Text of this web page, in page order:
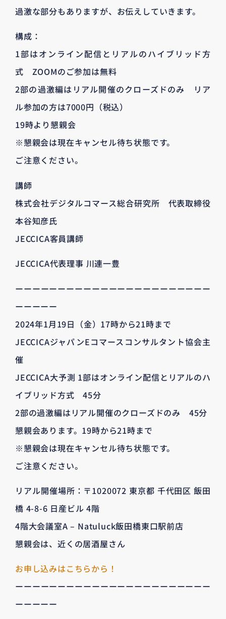
過激な部分もありますが、お伝えしていきます。
構成：
1部はオンライン配信とリアルのハイブリッド方
式 ZOOMのご参加は無料
2部の過激編はリアル開催のクローズドのみ リア
ル参加の方は7000円（税込）
19時より懇親会
※懇親会は現在キャンセル待ち状態です。
ご注意ください。
講師
株式会社デジタルコマース総合研究所 代表取締役
本谷知彦氏
JECCICA客員講師
JECCICA代表理事 川連一豊
ーーーーーーーーーーーーーーーーーーーーーーー
ーーーーー
2024年1月19日（金）17時から21時まで
JECCICAジャパンEコマースコンサルタント協会主
催
JECCICA大予測 1部はオンライン配信とリアルのハ
イブリッド方式 45分
2部の過激編はリアル開催のクローズドのみ 45分
懇親会あります。19時から21時まで
※懇親会は現在キャンセル待ち状態です。
ご注意ください。
リアル開催場所：〒1020072 東京都 千代田区 飯田
橋 4-8-6 日産ビル 4階
4階大会議室A – Natuluck飯田橋東口駅前店
懇親会は、近くの居酒屋さん
お申し込みはこちらから！
ーーーーーーーーーーーーーーーーーーーーーーー
ーーーーー